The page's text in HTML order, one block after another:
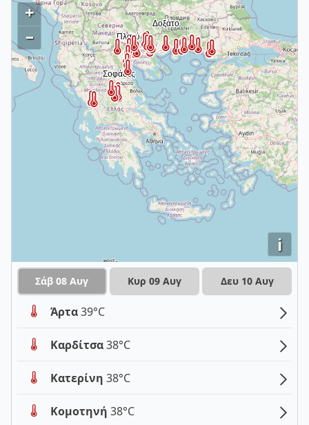
i
+
–
Σάβ 08 Αυγ Κυρ 09 Αυγ Δευ 10 Αυγ
Άρτα39°C
Καρδίτσα38°C
Κατερίνη 38°C
Κομοτηνή 38°C